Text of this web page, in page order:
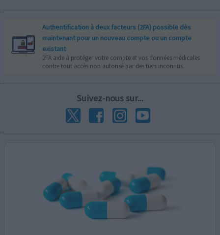
Authentification à deux facteurs (2FA) possible dès
maintenant pour un nouveau compte ou un compte
existant
2FA aide à protéger votre compte et vos données médicales
contre tout accès non autorisé par des tiers inconnus.
Suivez-nous sur...